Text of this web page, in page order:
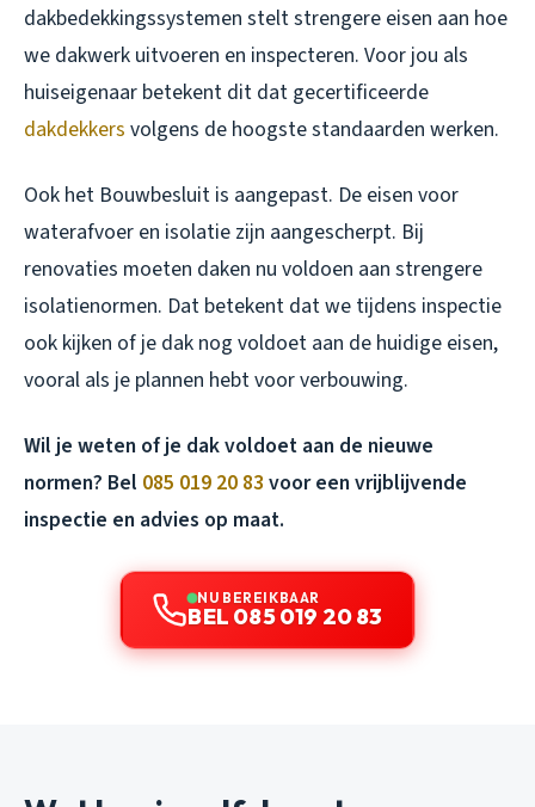
dakbedekkingssystemen stelt strengere eisen aan hoe
we dakwerk uitvoeren en inspecteren. Voor jou als
huiseigenaar betekent dit dat gecertificeerde
dakdekkers volgens de hoogste standaarden werken.
Ook het Bouwbesluit is aangepast. De eisen voor
waterafvoer en isolatie zijn aangescherpt. Bij
renovaties moeten daken nu voldoen aan strengere
isolatienormen. Dat betekent dat we tijdens inspectie
ook kijken of je dak nog voldoet aan de huidige eisen,
vooral als je plannen hebt voor verbouwing.
Wil je weten of je dak voldoet aan de nieuwe
normen? Bel 085 019 20 83 voor een vrijblijvende
inspectie en advies op maat.
NU BEREIKBAAR
BEL 085 019 20 83